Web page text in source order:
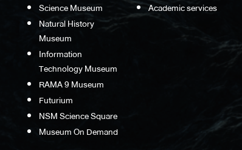
Science Museum
Natural History
Museum
Information
Technology Museum
RAMA 9 Museum
Futurium
NSM Science Square
Museum On Demand
Academic services